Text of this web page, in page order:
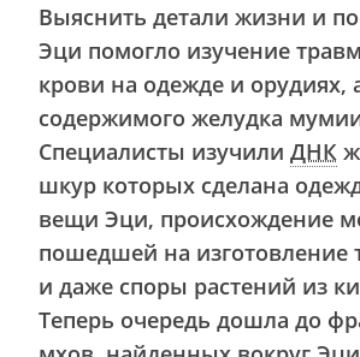
Выяснить детали жизни и
Эци помогло изучение
крови на одежде и орудиях,
содержимого желудка
Специалисты изучили ДНК
шкур которых сделана
вещи Эци, происхождение
пошедшей на изготовление
и даже споры растений из
Теперь очередь дошла до